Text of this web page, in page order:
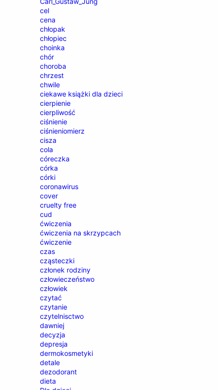
cel
cena
chłopak
chłopiec
choinka
chór
choroba
chrzest
chwile
ciekawe książki dla dzieci
cierpienie
cierpliwość
ciśnienie
ciśnieniomierz
cisza
cola
córeczka
córka
córki
coronawirus
cover
cruelty free
cud
ćwiczenia
ćwiczenia na skrzypcach
ćwiczenie
czas
cząsteczki
członek rodziny
człowieczeństwo
człowiek
czytać
czytanie
czytelnisctwo
dawniej
decyzja
depresja
dermokosmetyki
detale
dezodorant
dieta